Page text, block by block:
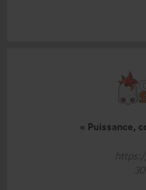
« Puissance,